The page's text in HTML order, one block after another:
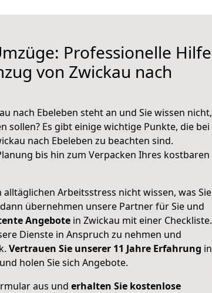
Professionelle Hilfe
von Zwickau nach
nach Ebeleben steht an und Sie wissen nicht,
sollen? Es gibt einige wichtige Punkte, die bei
nach Ebeleben zu beachten sind.
bis hin zum Verpacken Ihres kostbaren
Arbeitsstress nicht wissen, was Sie
übernehmen unsere Partner für Sie und
Angebote in Zwickau mit einer Checkliste.
Dienste in Anspruch zu nehmen und
Vertrauen Sie unserer 11 Jahre Erfahrung in
holen Sie sich Angebote.
aus und erhalten Sie kostenlose